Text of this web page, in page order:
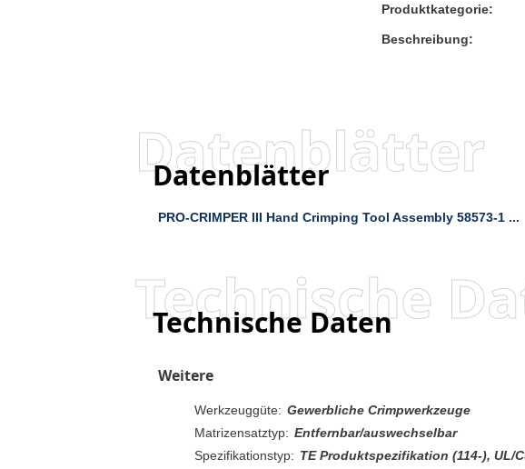
Produktkategorie:
Beschreibung:
Datenblätter
Datenblätter
PRO-CRIMPER III Hand Crimping Tool Assembly 58573-1 ...
Technische
Technische Daten
Weitere
Werkzeuggüte: Gewerbliche Crimpwerkzeuge
Matrizensatztyp: Entfernbar/auswechselbar
Spezifikationstyp: TE Produktspezifikation (114-), UL/